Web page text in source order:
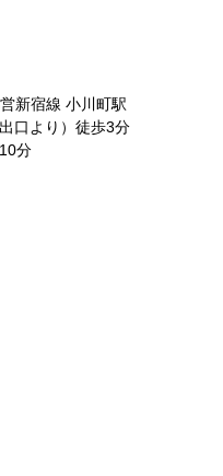
新宿線 小川町駅
口より）徒歩3分
分